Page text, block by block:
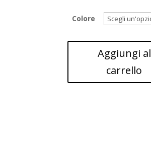
Colore
Aggiungi al
carrello